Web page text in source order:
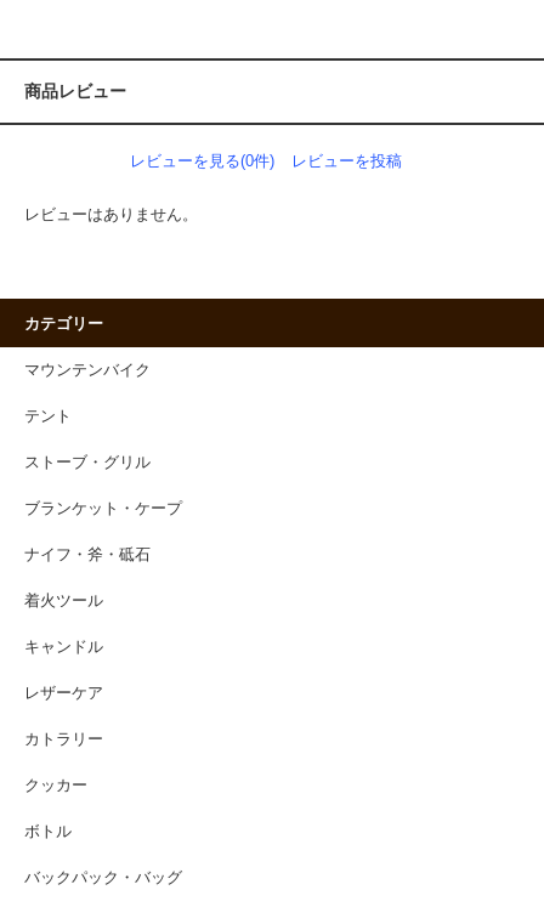
商品レビュー
レビューを見る(0件) レビューを投稿
レビューはありません。
カテゴリー
マウンテンバイク
テント
ストーブ・グリル
ブランケット・ケープ
ナイフ・斧・砥石
着火ツール
キャンドル
レザーケア
カトラリー
クッカー
ボトル
バックパック・バッグ